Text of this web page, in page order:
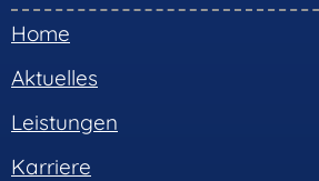
Home
Aktuelles
Leistungen
Karriere